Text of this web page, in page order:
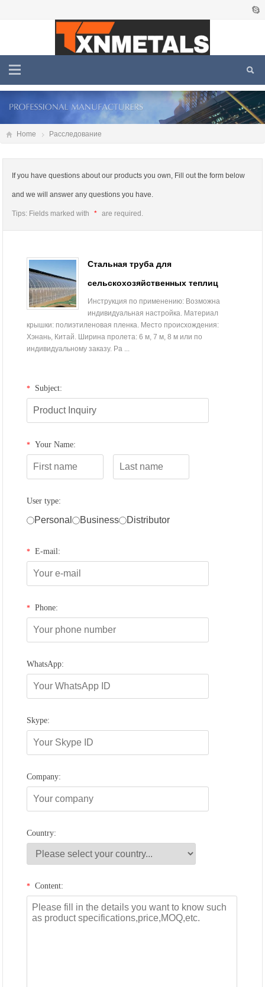
Home Расследование
If you have questions about our products you own, Fill out the form below
and we will answer any questions you have.
Tips: Fields marked with * are required.
Стальная труба для
сельскохозяйственных теплиц
Инструкция по применению: Возможна
индивидуальная настройка. Материал
крышки: полиэтиленовая пленка. Место происхождения:
Хэнань, Китай. Ширина пролета: 6 м, 7 м, 8 м или по
индивидуальному заказу. Ра ...
* Subject:
* Your Name:
User type:
Personal Business Distributor
* E-mail:
* Phone:
WhatsApp:
Skype:
Company:
Country:
* Content: